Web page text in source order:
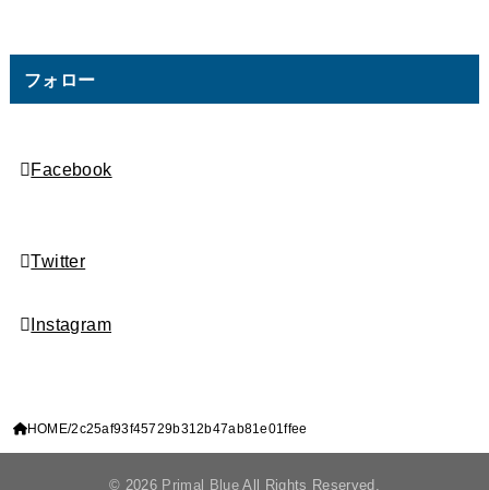
フォロー
Facebook
Twitter
Instagram
HOME 2c25af93f45729b312b47ab81e01ffee
© 2026 Primal Blue All Rights Reserved.